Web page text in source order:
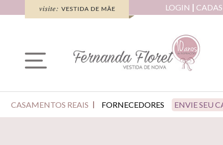
LOGIN
CASAMENTOS REAIS FORNECEDORES ENVIE SEU